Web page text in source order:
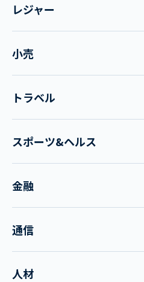
レジャー
小売
トラベル
スポーツ&ヘルス
金融
通信
人材